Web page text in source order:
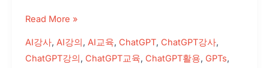
출
강
후
Read More »
AI강사, AI강의, AI교육, ChatGPT, ChatGPT강사,
ChatGPT강의, ChatGPT교육, ChatGPT활용, GPTs,